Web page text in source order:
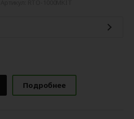
Подробнее